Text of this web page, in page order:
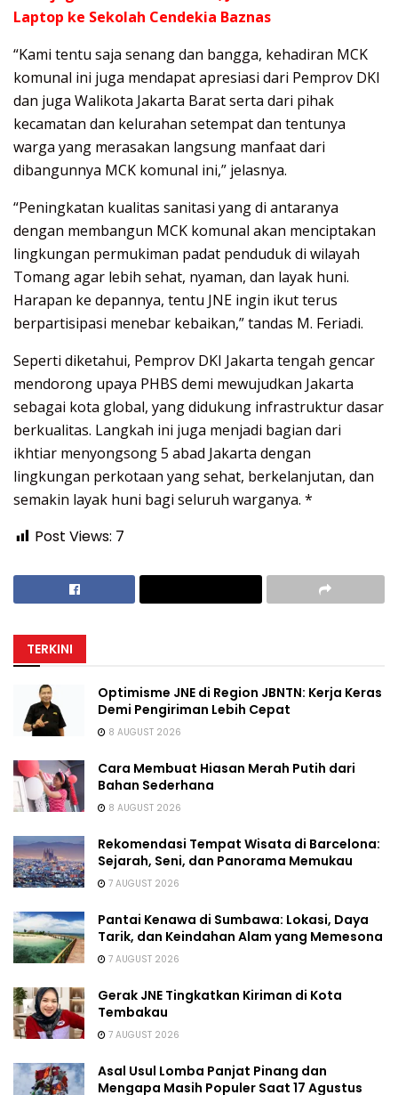
Laptop ke Sekolah Cendekia Baznas
“Kami tentu saja senang dan bangga, kehadiran MCK
komunal ini juga mendapat apresiasi dari Pemprov DKI
dan juga Walikota Jakarta Barat serta dari pihak
kecamatan dan kelurahan setempat dan tentunya
warga yang merasakan langsung manfaat dari
dibangunnya MCK komunal ini,” jelasnya.
“Peningkatan kualitas sanitasi yang di antaranya
dengan membangun MCK komunal akan menciptakan
lingkungan permukiman padat penduduk di wilayah
Tomang agar lebih sehat, nyaman, dan layak huni.
Harapan ke depannya, tentu JNE ingin ikut terus
berpartisipasi menebar kebaikan,” tandas M. Feriadi.
Seperti diketahui, Pemprov DKI Jakarta tengah gencar
mendorong upaya PHBS demi mewujudkan Jakarta
sebagai kota global, yang didukung infrastruktur dasar
berkualitas. Langkah ini juga menjadi bagian dari
ikhtiar menyongsong 5 abad Jakarta dengan
lingkungan perkotaan yang sehat, berkelanjutan, dan
semakin layak huni bagi seluruh warganya. *
Post Views: 7
TERKINI
Optimisme JNE di Region JBNTN: Kerja Keras
Demi Pengiriman Lebih Cepat
8 AUGUST 2026
Cara Membuat Hiasan Merah Putih dari
Bahan Sederhana
8 AUGUST 2026
Rekomendasi Tempat Wisata di Barcelona:
Sejarah, Seni, dan Panorama Memukau
7 AUGUST 2026
Pantai Kenawa di Sumbawa: Lokasi, Daya
Tarik, dan Keindahan Alam yang Memesona
7 AUGUST 2026
Gerak JNE Tingkatkan Kiriman di Kota
Tembakau
7 AUGUST 2026
Asal Usul Lomba Panjat Pinang dan
Mengapa Masih Populer Saat 17 Agustus